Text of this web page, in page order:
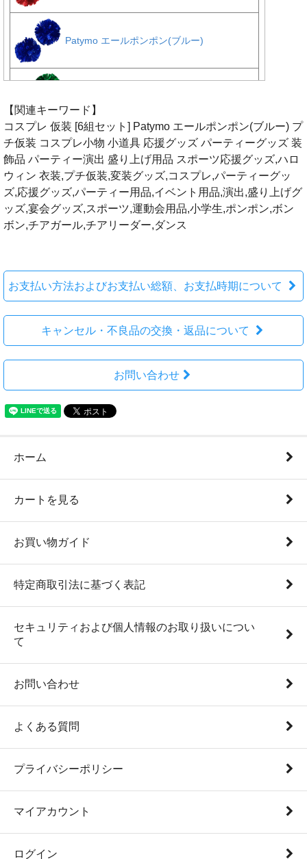
【関連キーワード】
コスプレ 仮装 [6組セット] Patymo エールポンポン(ブルー) プ
チ仮装 コスプレ小物 小道具 応援グッズ パーティーグッズ 装
飾品 パーティー演出 盛り上げ用品 スポーツ応援グッズ,ハロ
ウィン 衣装,プチ仮装,変装グッズ,コスプレ,パーティーグッ
ズ,応援グッズ,パーティー用品,イベント用品,演出,盛り上げグ
ッズ,宴会グッズ,スポーツ,運動会用品,小学生,ポンポン,ボン
ボン,チアガール,チアリーダー,ダンス
お支払い方法およびお支払い総額、お支払時期について
キャンセル・不良品の交換・返品について
お問い合わせ
ホーム
カートを見る
お買い物ガイド
特定商取引法に基づく表記
セキュリティおよび個人情報のお取り扱いについ
て
お問い合わせ
よくある質問
プライバシーポリシー
マイアカウント
ログイン